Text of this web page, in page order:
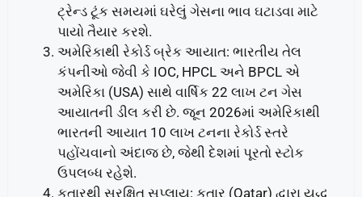
ટ્રેન્ડ ટૂંક સમયમાં ઘરેલું ગેસના ભાવ ઘટાડવા માટે
પાયો તૈયાર કરશે.
અમેરિકાથી રેકોર્ડ બ્રેક આયાત: ભારતીય તેલ
કંપનીઓ જેવી કે IOC, HPCL અને BPCL એ
અમેરિકા (USA) સાથે વાર્ષિક 22 લાખ ટન ગેસ
આયાતની ડીલ કરી છે. જૂન 2026માં અમેરિકાથી
ભારતની આયાત 10 લાખ ટનના રેકોર્ડ સ્તરે
પહોંચવાનો અંદાજ છે, જેથી દેશમાં પૂરતો સ્ટોક
ઉપલબ્ધ રહેશે.
કતારથી સુરક્ષિત સપ્લાય: કતાર (Qatar) દ્વારા યુદ્ધ